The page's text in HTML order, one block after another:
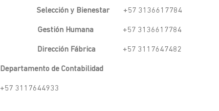
Selección y Bienestar+57 3136617784
Gestión Humana+57 3136617784
Dirección Fábrica +57 3117647482
Departamento de Contabilidad
+57 3117644933